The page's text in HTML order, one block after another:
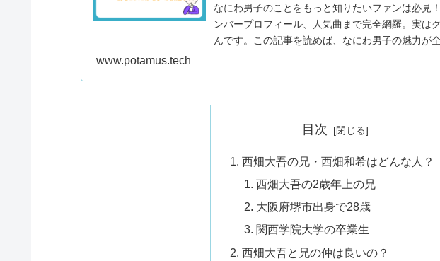
なにわ男子のことをもっと知りたいファンは必見
ンバープロフィール、人気曲まで完全網羅。実は
んです。この記事を読めば、なにわ男子の魅力が
www.potamus.tech
目次
西畑大吾の兄・西畑和希はどんな人？
西畑大吾の2歳年上の兄
大阪府堺市出身で28歳
関西学院大学の卒業生
西畑大吾と兄の仲は良いの？